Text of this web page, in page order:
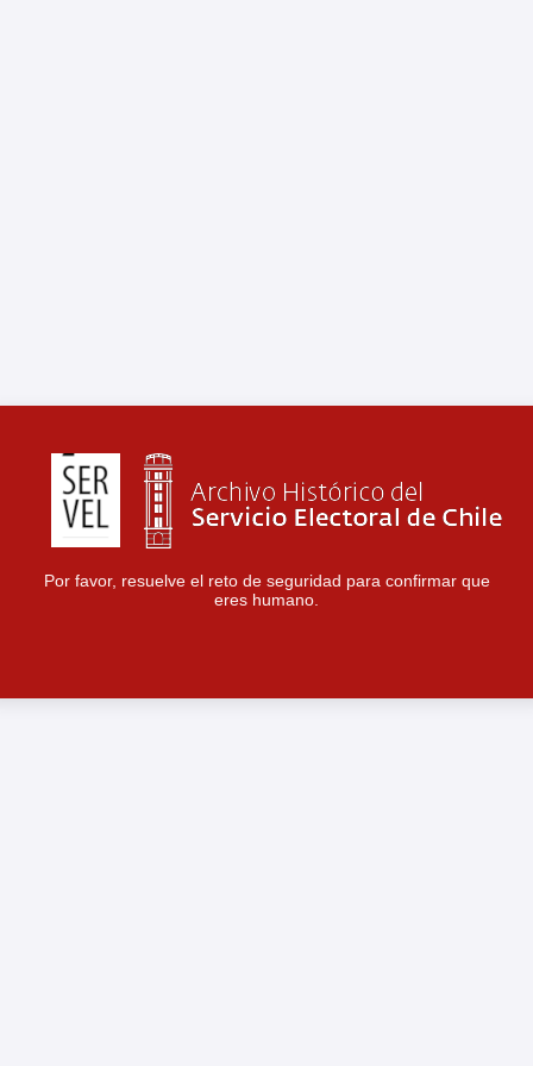
Por favor, resuelve el reto de seguridad para confirmar que
eres humano.